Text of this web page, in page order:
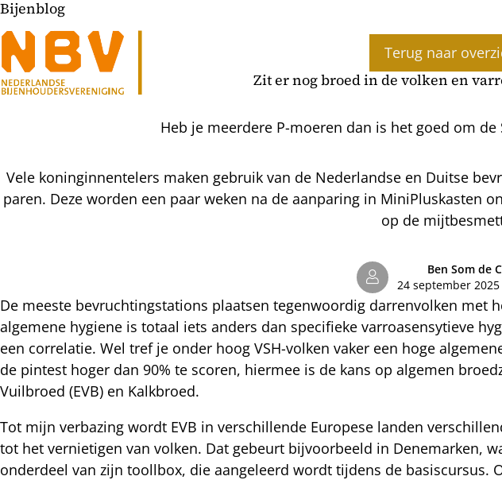
Bijenblog
Terug naar
Zit er nog broed in de volken en
Heb je meerdere P-moeren dan is het goed om
Vele koninginnentelers maken gebruik van de Nederlandse en Duitse
paren. Deze worden een paar weken na de aanparing in MiniPluskasten
op de
Ben Som de
24 september
De meeste bevruchtingstations plaatsen tegenwoordig darrenvolken met
algemene hygiene is totaal iets anders dan specifieke varroasensytieve
een correlatie. Wel tref je onder hoog VSH-volken vaker een hoge
de pintest hoger dan 90% te scoren, hiermee is de kans op algemen
Vuilbroed (EVB) en Kalkbroed.
Tot mijn verbazing wordt EVB in verschillende Europese landen
tot het vernietigen van volken. Dat gebeurt bijvoorbeeld in Denemarken,
onderdeel van zijn toollbox, die aangeleerd wordt tijdens de basiscursus.